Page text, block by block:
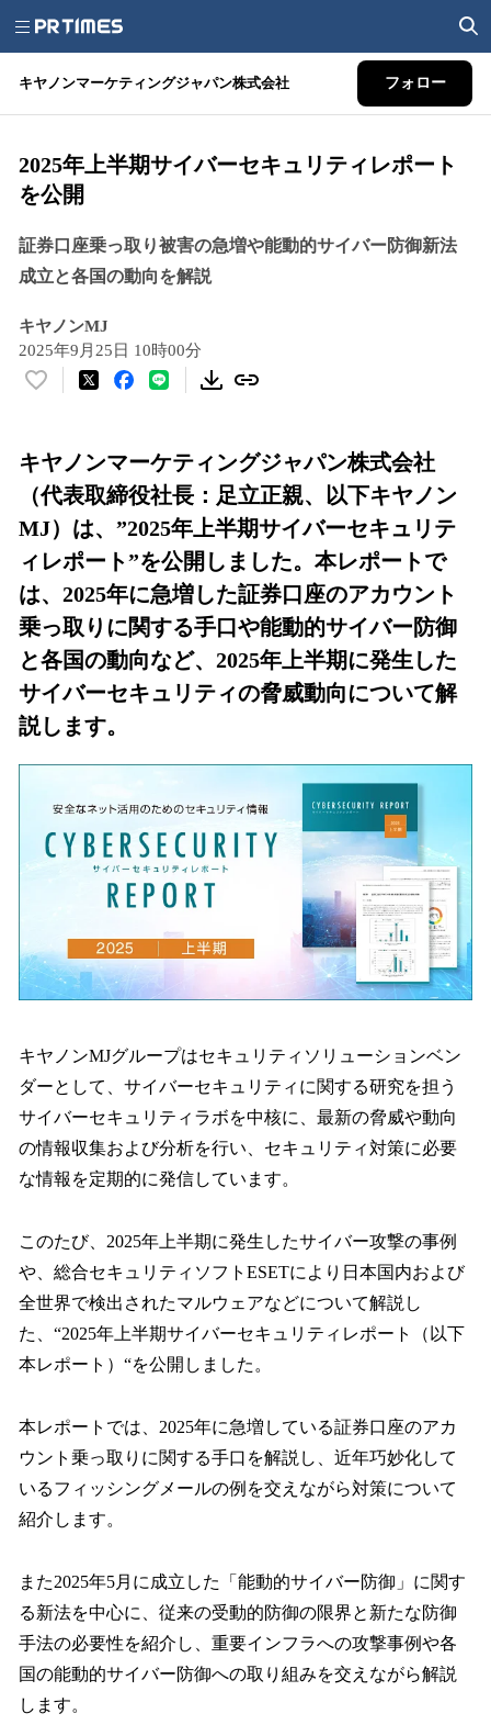
キヤノンマーケティングジャパン株式会社 フォロー
2025年上半期サイバーセキュリティレポート
を公開
証券口座乗っ取り被害の急増や能動的サイバー防御新法
成立と各国の動向を解説
キヤノンMJ
2025年9月25日 10時00分
い
！
数
を
読
み
込
み
中
す
キヤノンマーケティングジャパン株式会社
（代表取締役社長：足立正親、以下キヤノン
MJ）は、”2025年上半期サイバーセキュリテ
ィレポート”を公開しました。本レポートで
は、2025年に急増した証券口座のアカウント
乗っ取りに関する手口や能動的サイバー防御
と各国の動向など、2025年上半期に発生した
サイバーセキュリティの脅威動向について解
説します。
キヤノンMJグループはセキュリティソリューションベン
ダーとして、サイバーセキュリティに関する研究を担う
サイバーセキュリティラボを中核に、最新の脅威や動向
の情報収集および分析を行い、セキュリティ対策に必要
な情報を定期的に発信しています。
このたび、2025年上半期に発生したサイバー攻撃の事例
や、総合セキュリティソフトESETにより日本国内および
全世界で検出されたマルウェアなどについて解説し
た、“2025年上半期サイバーセキュリティレポート（以下
本レポート）“を公開しました。
本レポートでは、2025年に急増している証券口座のアカ
ウント乗っ取りに関する手口を解説し、近年巧妙化して
いるフィッシングメールの例を交えながら対策について
紹介します。
また2025年5月に成立した「能動的サイバー防御」に関す
る新法を中心に、従来の受動的防御の限界と新たな防御
手法の必要性を紹介し、重要インフラへの攻撃事例や各
国の能動的サイバー防御への取り組みを交えながら解説
します。